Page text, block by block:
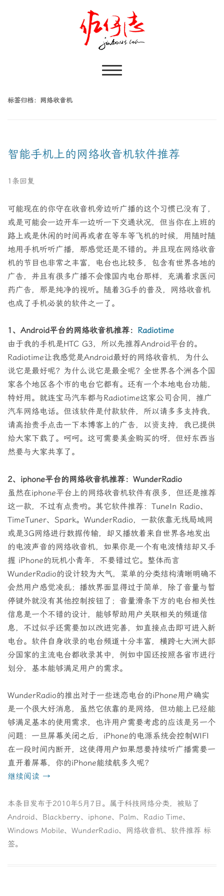
标签归档： 网络收音机
智能手机上的网络收音机软件推荐
1条回复
可能现在的你守在收音机旁边听广播的这个习惯已没有了，
或是可能会一边开车一边听一下交通状况，但当你在上班的
路上或是休闲的时间再或者在等车等飞机的时候，用随时随
地用手机听听广播，那感觉还是不错的。并且现在网络收音
机的节目也非常之丰富，电台也比较多，包含有世界各地的
广告，并且有很多广播不会像国内电台那样，充满着求医问
药广告，那是纯净的视听。随着3G手的普及，网络收音机
也成了手机必装的软件之一了。
1、Android平台的网络收音机推荐： Radiotime
由于我的手机是HTC G3，所以先推荐Android平台的。
Radiotime让我感觉是Android最好的网络收音机，为什么
说它是最好呢？为什么说它是最全呢？全世界各个洲各个国
家各个地区各个市的电台它都有。还有一个本地电台功能，
特好用。就连宝马汽车都与Radiotime这家公司合同，推广
汽车网络电话。但该软件是付款软件，所以请多多支持我，
请高抬贵手点击一下本博客上的广告，以资支持，我已提供
给大家下载了。呵呵。这可需要美金购买的呀，但好东西当
然要与大家共享了。
2、iphone平台的网络收音机推荐：WunderRadio
虽然在iphone平台上的网络收音机软件有很多，但还是推荐
这一款，不过有点贵哟。其它软件推荐：TuneIn Radio、
TimeTuner、Spark。WunderRadio，一款依靠无线局域网
或是3G网络进行数据传输，却又播放着来自世界各地发出
的电波声音的网络收音机，如果你是一个有电波情结却又手
握 iPhone的玩机小青年，不要错过它。整体而言
WunderRadio的设计较为大气，菜单的分类结构清晰明确不
会然用户感觉凌乱；播放界面显得过于简单，除了音量与暂
停键外就没有其他控制按钮了；音量滑条下方的电台相关性
信息是一个不错的设计，能够帮助用户关联相关的频道信
息，不过似乎还需要加以改进完善，如直接点击即可进入新
电台。软件自身收录的电台频道十分丰富，横跨七大洲大部
分国家的主流电台都收录其中，例如中国还按照各省市进行
划分，基本能够满足用户的需求。
WunderRadio的推出对于一些迷恋电台的iPhone用户确实
是一个很大好消息，虽然它依靠的是网络，但功能上已经能
够满足基本的使用需求，也许用户需要考虑的应该是另一个
问题：一旦屏幕关闭之后，iPhone的电源系统会控制WIFI
在一段时间内断开，这使得用户如果想要持续听广播需要一
直开着屏幕，你的iPhone能续航多久呢？
继续阅读 →
本条目发布于2010年5月7日 。属于科技网络分类，被贴了
Android、 Blackberry、 iphone、 Palm、 Radio Time、
Windows Mobile、 WunderRadio、 网络收音机、 软件推荐 标
签。